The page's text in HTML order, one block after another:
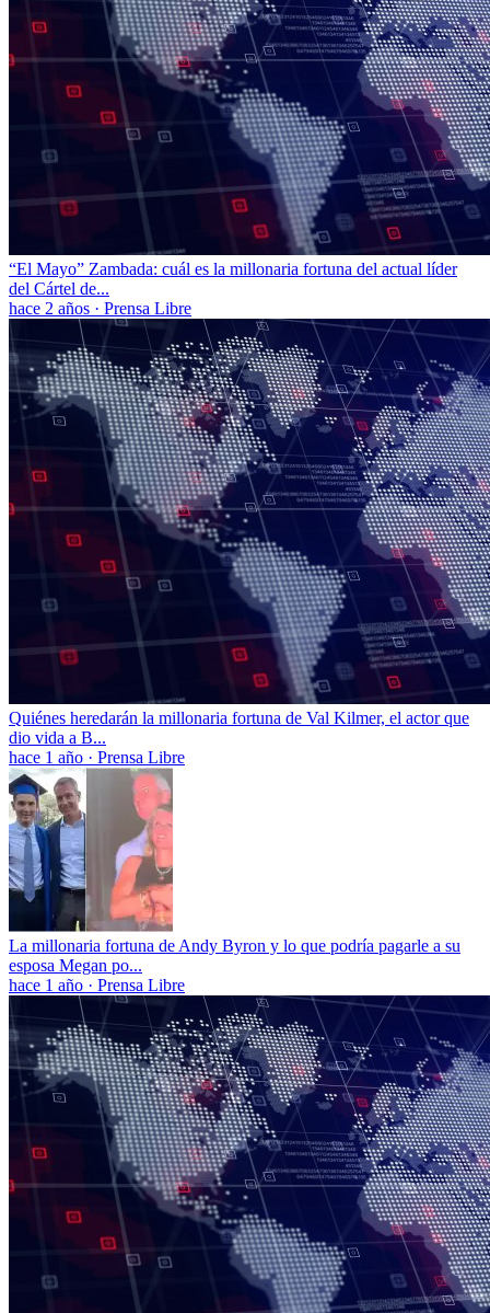
“El Mayo” Zambada: cuál es la millonaria fortuna del actual líder
del Cártel de...
hace 2 años · Prensa Libre
Quiénes heredarán la millonaria fortuna de Val Kilmer, el actor que
dio vida a B...
hace 1 año · Prensa Libre
La millonaria fortuna de Andy Byron y lo que podría pagarle a su
esposa Megan po...
hace 1 año · Prensa Libre